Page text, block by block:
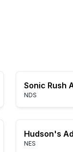
Sonic Rush
NDS
NES